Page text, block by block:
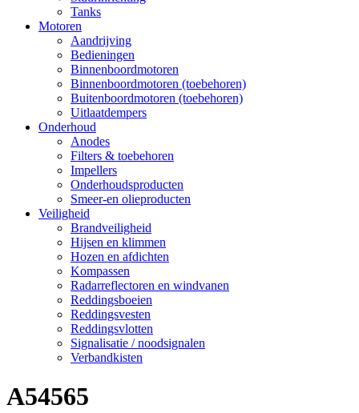
Tanks
Motoren
Aandrijving
Bedieningen
Binnenboordmotoren
Binnenboordmotoren (toebehoren)
Buitenboordmotoren (toebehoren)
Uitlaatdempers
Onderhoud
Anodes
Filters & toebehoren
Impellers
Onderhoudsproducten
Smeer-en olieproducten
Veiligheid
Brandveiligheid
Hijsen en klimmen
Hozen en afdichten
Kompassen
Radarreflectoren en windvanen
Reddingsboeien
Reddingsvesten
Reddingsvlotten
Signalisatie / noodsignalen
Verbandkisten
A54565